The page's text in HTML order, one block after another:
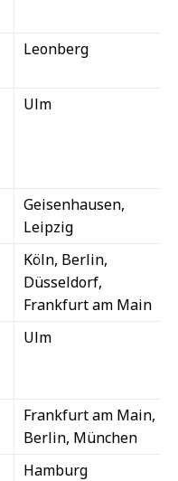
Leonberg
Ulm
Geisenhausen,
Leipzig
Köln, Berlin,
Düsseldorf,
Frankfurt am Main
Ulm
Frankfurt am Main,
Berlin, München
Hamburg